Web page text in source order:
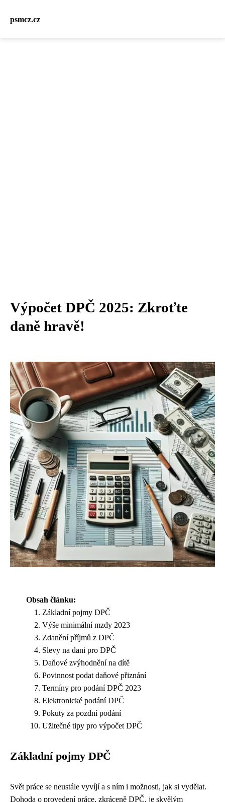
psmcz.cz
Výpočet DPČ 2025: Zkroťte
daně hravě!
Obsah článku:
Základní pojmy DPČ
Výše minimální mzdy 2023
Zdanění příjmů z DPČ
Slevy na dani pro DPČ
Daňové zvýhodnění na dítě
Povinnost podat daňové přiznání
Termíny pro podání DPČ 2023
Elektronické podání DPČ
Pokuty za pozdní podání
Užitečné tipy pro výpočet DPČ
Základní pojmy DPČ
Svět práce se neustále vyvíjí a s ním i možnosti, jak si vydělat.
Dohoda o provedení práce, zkráceně DPČ, je skvělým